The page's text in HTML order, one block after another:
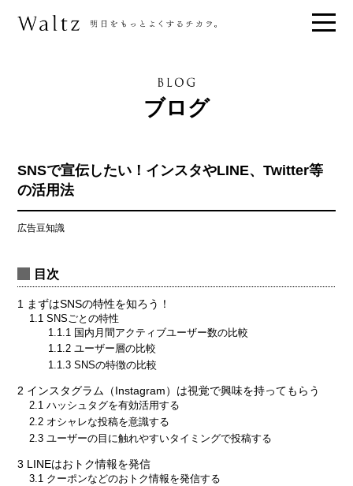
ブログ
SNSで宣伝したい！インスタやLINE、Twitter等
の活用法
広告豆知識
目次
1 まずはSNSの特性を知ろう！
1.1 SNSごとの特性
1.1.1 国内月間アクティブユーザー数の比較
1.1.2ユーザー層の比較
1.1.3SNSの特徴の比較
2 インスタグラム（Instagram）は視覚で興味を持ってもらう
2.1ハッシュタグを有効活用する
2.2オシャレな投稿を意識する
2.3ユーザーの目に触れやすいタイミングで投稿する
3 LINEはおトク情報を発信
3.1クーポンなどのおトク情報を発信する